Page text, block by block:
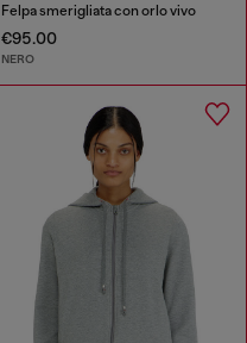
Felpa smerigliata con orlo vivo
€95.00
NERO